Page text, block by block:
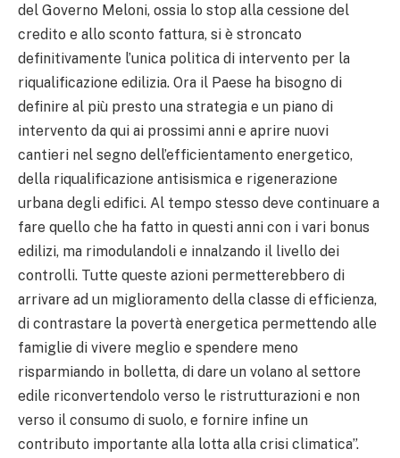
del Governo Meloni, ossia lo stop alla cessione del
credito e allo sconto fattura, si è stroncato
definitivamente l’unica politica di intervento per la
riqualificazione edilizia. Ora il Paese ha bisogno di
definire al più presto una strategia e un piano di
intervento da qui ai prossimi anni e aprire nuovi
cantieri nel segno dell’efficientamento energetico,
della riqualificazione antisismica e rigenerazione
urbana degli edifici. Al tempo stesso deve continuare a
fare quello che ha fatto in questi anni con i vari bonus
edilizi, ma rimodulandoli e innalzando il livello dei
controlli. Tutte queste azioni permetterebbero di
arrivare ad un miglioramento della classe di efficienza,
di contrastare la povertà energetica permettendo alle
famiglie di vivere meglio e spendere meno
risparmiando in bolletta, di dare un volano al settore
edile riconvertendolo verso le ristrutturazioni e non
verso il consumo di suolo, e fornire infine un
contributo importante alla lotta alla crisi climatica”.